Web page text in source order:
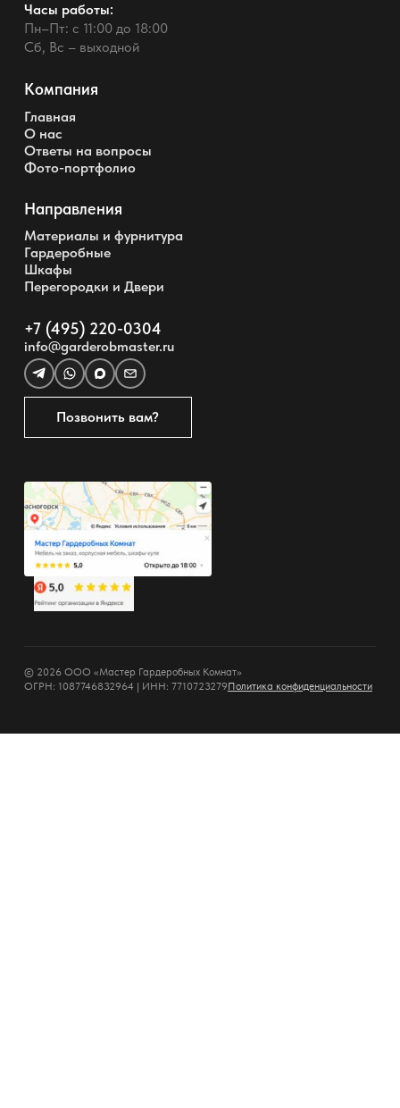
Часы работы:
Пн–Пт: с 11:00 до 18:00
Сб, Вс – выходной
Компания
Главная
О нас
Ответы на вопросы
Фото-портфолио
Направления
Материалы и фурнитура
Гардеробные
Шкафы
Перегородки и Двери
+7 (495) 220-0304
info@garderobmaster.ru
Позвонить вам?
© 2026 ООО «Мастер Гардеробных Комнат»
ОГРН: 1087746832964 | ИНН: 7710723279Политика конфиденциальности